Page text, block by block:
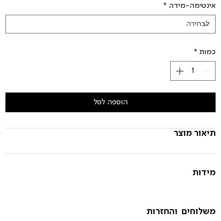
אינטימה-מידה *
כמות *
הוספה לסל
תיאור מוצר
מידות
משלוחים והחזרות